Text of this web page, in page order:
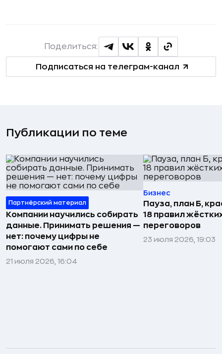
Подписаться на телеграм-канал
Поделиться:
Публикации по теме
Партнёрский материал
Компании научились собирать
данные. Принимать решения —
нет: почему цифры не
помогают сами по себе
21 июля 2026, 16:04
Бизнес
Пауза, план Б,
18 правил
переговоров
23 июля 2026, 19:03